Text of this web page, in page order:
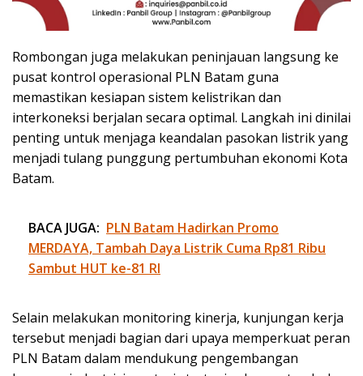
Rombongan juga melakukan peninjauan langsung ke
pusat kontrol operasional PLN Batam guna
memastikan kesiapan sistem kelistrikan dan
interkoneksi berjalan secara optimal. Langkah ini dinilai
penting untuk menjaga keandalan pasokan listrik yang
menjadi tulang punggung pertumbuhan ekonomi Kota
Batam.
BACA JUGA: PLN Batam Hadirkan Promo
MERDAYA, Tambah Daya Listrik Cuma Rp81 Ribu
Sambut HUT ke-81 RI
Selain melakukan monitoring kinerja, kunjungan kerja
tersebut menjadi bagian dari upaya memperkuat peran
PLN Batam dalam mendukung pengembangan